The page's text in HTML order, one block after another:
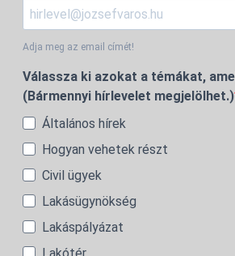
Adja meg az email címét!
Válassza ki azokat a témákat,
(Bármennyi hírlevelet megjelölhet.)
Általános hírek
Hogyan vehetek részt
Civil ügyek
Lakásügynökség
Lakáspályázat